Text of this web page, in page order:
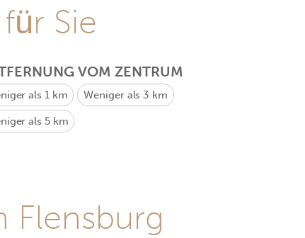
Sie
VOM ZENTRUM
als 1 km Weniger als 3 km
als 5 km
Flensburg